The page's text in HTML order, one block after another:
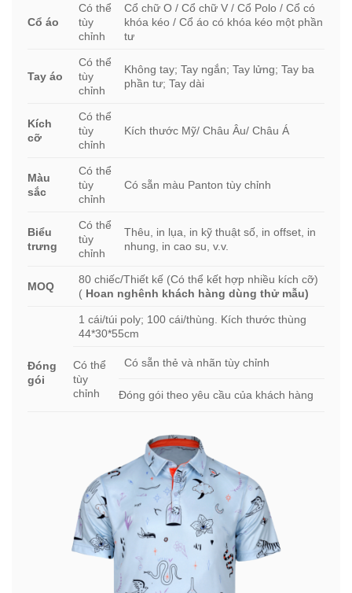
Cổ áo
Có thể
tùy
chỉnh
Cổ chữ O / Cổ chữ V / Cổ Polo / Cổ có
khóa kéo / Cổ áo có khóa kéo một phần
tư
Tay áo
Có thể
tùy
chỉnh
Không tay; Tay ngắn; Tay lửng; Tay ba
phần tư; Tay dài
Kích
cỡ
Có thể
tùy
chỉnh
Kích thước Mỹ/ Châu Âu/ Châu Á
Màu
sắc
Có thể
tùy
chỉnh
Có sẵn màu Panton tùy chỉnh
Biểu
trưng
Có thể
tùy
chỉnh
Thêu, in lụa, in kỹ thuật số, in offset, in
nhung, in cao su, v.v.
MOQ
80 chiếc/Thiết kế (Có thể kết hợp nhiều kích cỡ)
( Hoan nghênh khách hàng dùng thử mẫu)
Đóng
gói
1 cái/túi poly; 100 cái/thùng. Kích thước thùng
44*30*55cm
Có thể
tùy
chỉnh
Có sẵn thẻ và nhãn tùy chỉnh
Đóng gói theo yêu cầu của khách hàng